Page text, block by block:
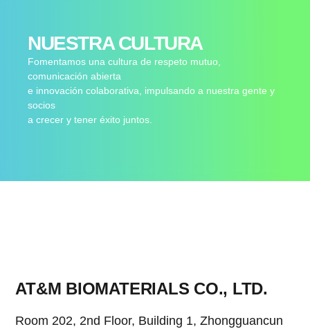
NUESTRA CULTURA
Fomentamos una cultura de respeto mutuo,
comunicación abierta
e innovación colaborativa, impulsando a nuestra gente y
socios
a crecer y tener éxito juntos.
AT&M BIOMATERIALS CO., LTD.
Room 202, 2nd Floor, Building 1, Zhongguancun